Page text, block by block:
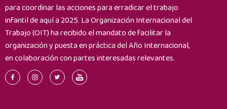
para coordinar las acciones para erradicar el trabajo
infantil de aquí a 2025. La Organización Internacional del
Trabajo (OIT) ha recibido el mandato de facilitar la
organización y puesta en práctica del Año Internacional,
en colaboración con partes interesadas relevantes.